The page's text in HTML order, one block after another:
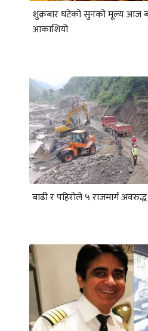
शुक्रबार घटेको सुनको मूल्य आज
आकाशियो
बाढी र पहिरोले ५ राजमार्ग अवरुद्ध